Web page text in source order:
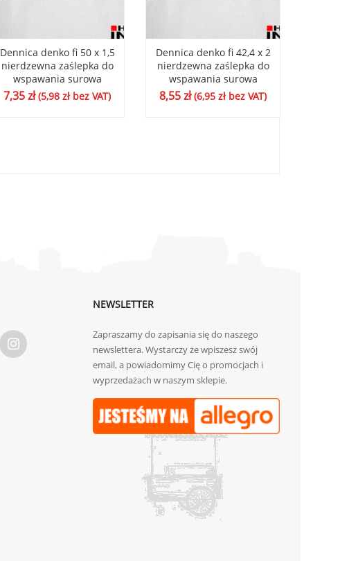
Dennica denko fi 50 x 1,5
nierdzewna zaślepka do
wspawania surowa
7,35zł (5,98 złbez VAT)
Dennica denko fi 42,4 x 2
nierdzewna zaślepka do
wspawania surowa
8,55zł (6,95 złbez VAT)
NEWSLETTER
Zapraszamy do zapisania się do naszego
newslettera. Wystarczy że wpiszesz swój
email, a powiadomimy Cię o promocjach i
wyprzedażach w naszym sklepie.